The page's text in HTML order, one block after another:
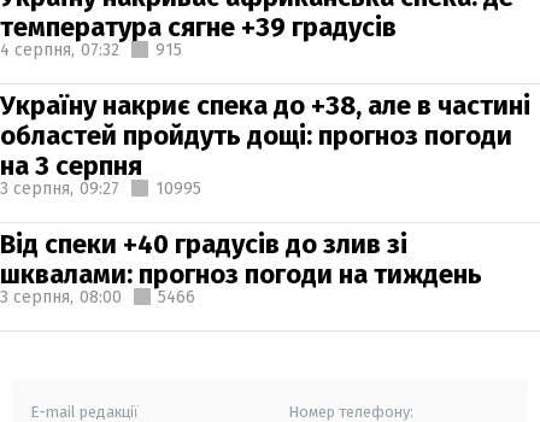
температура сягне +39 градусів
4 серпня, 07:32 915
Україну накриє спека до +38, але в частині
областей пройдуть дощі: прогноз погоди
на 3 серпня
3 серпня, 09:27 10995
Від спеки +40 градусів до злив зі
шквалами: прогноз погоди на тиждень
3 серпня, 08:00 5466
E-mail редакції Номер телефону: